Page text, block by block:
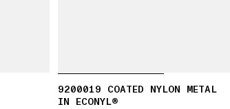
9200019 COATED NYLON METAL
IN ECONYL®